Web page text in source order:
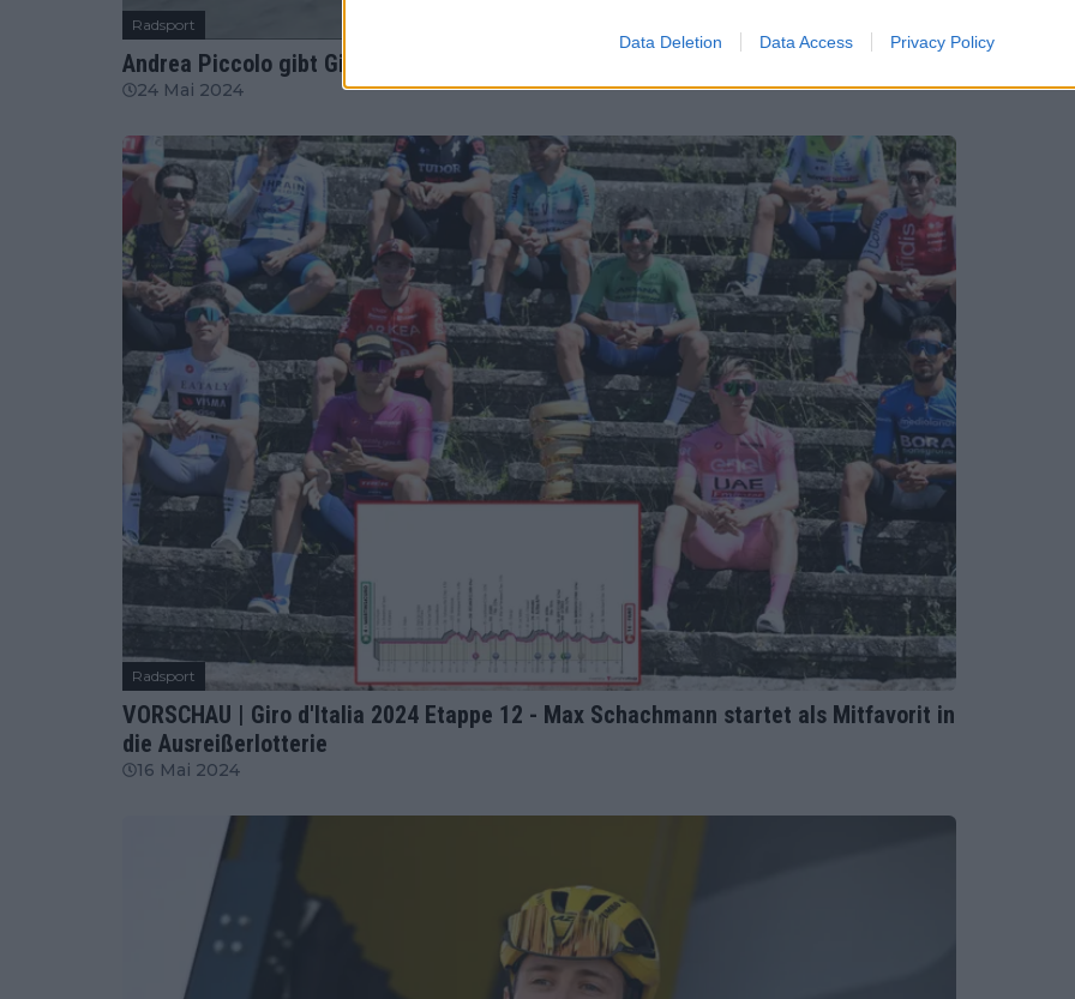
Data Deletion Data Access Privacy Policy
Radsport
Andrea Piccolo gibt Giro d'Italia 2024 nach bösem Sturz auf
24 Mai 2024
Radsport
VORSCHAU | Giro d'Italia 2024 Etappe 12 - Max Schachmann startet als Mitfavorit in
die Ausreißerlotterie
16 Mai 2024